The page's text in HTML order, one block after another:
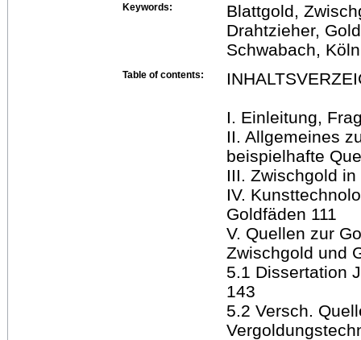
Keywords:
Blattgold,
Drahtzieher,
Schwabach,
Table of contents:
I. Einleitung,
II. Allgemeines
beispielhafte
III. Zwischgold
IV.
Goldfäden 111
V. Quellen zur
Zwischgold und
5.1 Dissertation
143
5.2 Versch.